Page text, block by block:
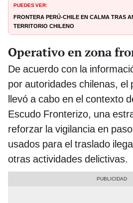
PUEDES VER:
Frontera Perú-Chile en calma tras
territorio chileno
Operativo en zona
De acuerdo con la
por autoridades chilenas, el
llevó a cabo en el contexto
Escudo Fronterizo, una
reforzar la vigilancia en
usados para el traslado
otras actividades delictivas.